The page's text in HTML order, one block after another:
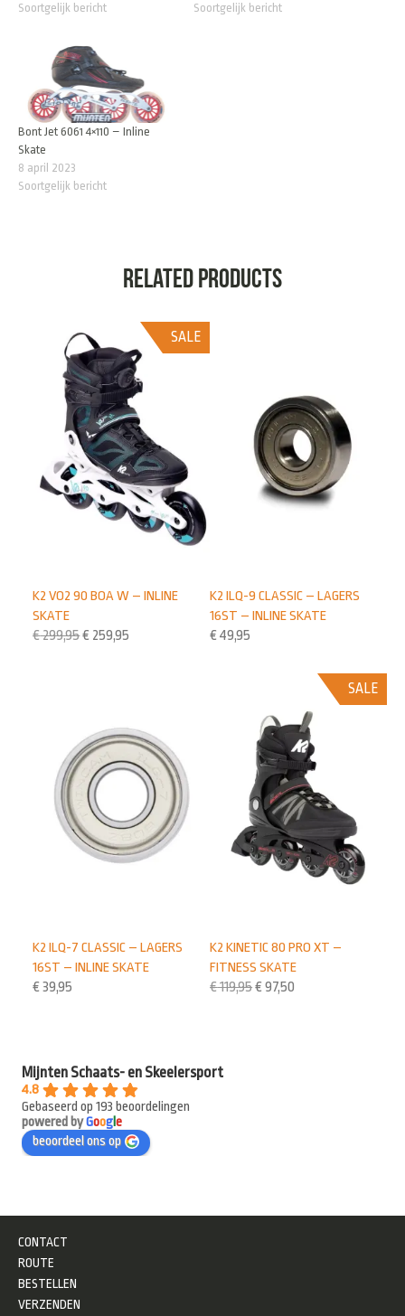
Soortgelijk bericht
Soortgelijk bericht
Bont Jet 6061 4×110 – Inline
Skate
8 april 2023
Soortgelijk bericht
Related products
K2 ILQ-9 CLASSIC – LAGERS
16ST – INLINE SKATE
€ 49,95
SALE
K2 VO2 90 BOA W – INLINE
SKATE
€299,95€ 259,95
SALE
K2 KINETIC 80 PRO XT –
FITNESS SKATE
€119,95€ 97,50
K2 ILQ-7 CLASSIC – LAGERS
16ST – INLINE SKATE
€ 39,95
Mijnten Schaats- en Skeelersport
4.8
Gebaseerd op 193 beoordelingen
powered byGooge
beoordeel ons op
CONTACT
ROUTE
BESTELLEN
VERZENDEN